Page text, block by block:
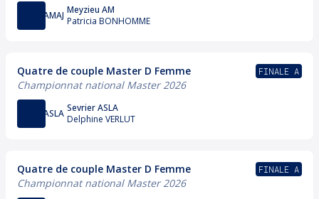
AMAJ Meyzieu AM
Patricia BONHOMME
Quatre de couple Master D Femme
Championnat national Master 2026
FINALE A
ASLA Sevrier ASLA
Delphine VERLUT
Quatre de couple Master D Femme
Championnat national Master 2026
FINALE A